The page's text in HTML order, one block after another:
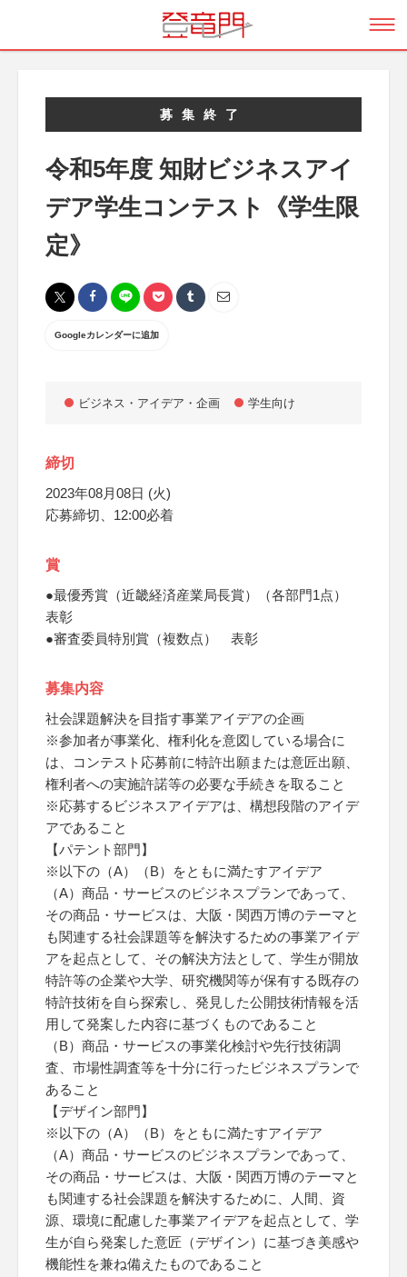
募集終了
令和5年度 知財ビジネスアイ
デア学生コンテスト《学生限
定》
Googleカレンダーに追加
ビジネス・アイデア・企画 学生向け
締切
2023年08月08日 (火)
応募締切、12:00必着
賞
●最優秀賞（近畿経済産業局長賞）（各部門1点）
表彰
●審査委員特別賞（複数点） 表彰
募集内容
社会課題解決を目指す事業アイデアの企画
※参加者が事業化、権利化を意図している場合に
は、コンテスト応募前に特許出願または意匠出願、
権利者への実施許諾等の必要な手続きを取ること
※応募するビジネスアイデアは、構想段階のアイデ
アであること
【パテント部門】
※以下の（A）（B）をともに満たすアイデア
（A）商品・サービスのビジネスプランであって、
その商品・サービスは、大阪・関西万博のテーマと
も関連する社会課題等を解決するための事業アイデ
アを起点として、その解決方法として、学生が開放
特許等の企業や大学、研究機関等が保有する既存の
特許技術を自ら探索し、発見した公開技術情報を活
用して発案した内容に基づくものであること
（B）商品・サービスの事業化検討や先行技術調
査、市場性調査等を十分に行ったビジネスプランで
あること
【デザイン部門】
※以下の（A）（B）をともに満たすアイデア
（A）商品・サービスのビジネスプランであって、
その商品・サービスは、大阪・関西万博のテーマと
も関連する社会課題を解決するために、人間、資
源、環境に配慮した事業アイデアを起点として、学
生が自ら発案した意匠（デザイン）に基づき美感や
機能性を兼ね備えたものであること